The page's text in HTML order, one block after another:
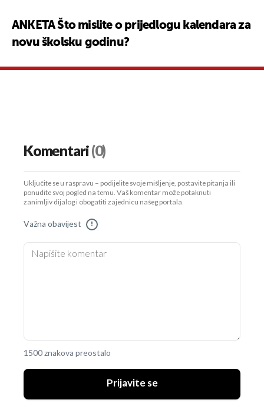
ANKETA Što mislite o prijedlogu kalendara za
novu školsku godinu?
Komentari(0)
Uključite se u raspravu – podijelite svoje mišljenje, postavite pitanja ili
ponudite svoj pogled na temu. Vaš komentar može potaknuti
zanimljiv dijalog i obogatiti zajednicu našeg portala.
Važna obavijest !
1500 znakova preostalo
Prijavite se